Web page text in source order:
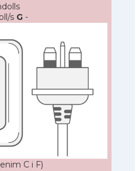
s G -
C i F)